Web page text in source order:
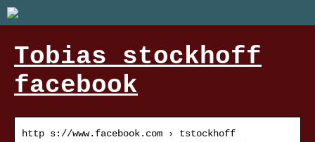
Tobias stockhoff
facebook
http s://www.facebook.com › tstockhoff